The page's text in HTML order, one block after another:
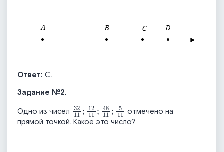
Ответ: С.
Задание №2.
Одно из чисел
32 ;12 11;48 11
отмечено на
прямой точкой. Какое это число?